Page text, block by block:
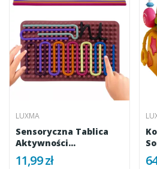
LUXMA
Sensoryczna Tablica
Aktywności
Dwustronna...
11,99 zł